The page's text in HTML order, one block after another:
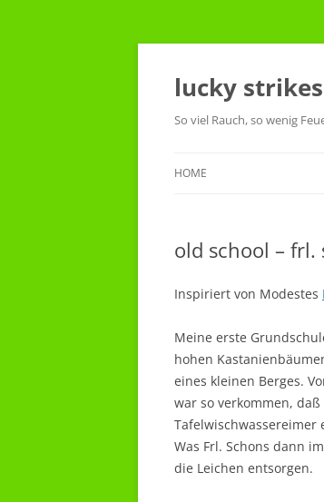
Skip
content
lucky strikes
So viel Rauch, so wenig
HOME
old school – frl.
Inspiriert von Modestes
Meine erste
hohen
eines kleinen Berges.
war so verkommen,
Tafelwischwassereimer
Was Frl. Schons dann
die Leichen entsorgen.